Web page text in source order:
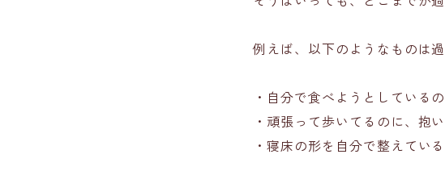
例えば、以下のようなものは
・自分で食べようとしている
・頑張って歩いてるのに、抱
・寝床の形を自分で整えてい